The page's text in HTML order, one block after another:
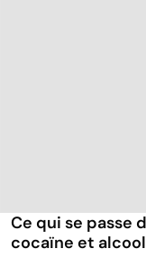
Ce qui se passe
cocaïne et alcool